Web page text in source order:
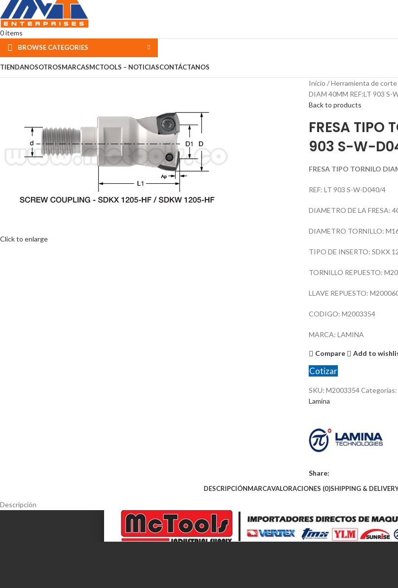
0items
BROWSE CATEGORIES
TIENDANOSOTROSMARCASMCTOOLS – NOTICIASCONTÁCTANOS
Click to enlarge
Inicio Herramienta de corte
DIAM 40MM REF:LT 903 S-
Back to products
FRESA TIPO
903 S-W-
FRESA TIPO TORNILO
REF: LT 903 S-W-D040/4
DIAMETRO DE LA FRESA:
DIAMETRO TORNILLO:
TIPO DE INSERTO: SDKX
TORNILLO REPUESTO:
LLAVE REPUESTO:
CODIGO: M2003354
MARCA: LAMINA
Compare Add to
Cotizar
SKU: M2003354Categorías:
Lamina
Share:
DESCRIPCIÓNMARCAVALORACIONES (0)SHIPPING &
Descripción